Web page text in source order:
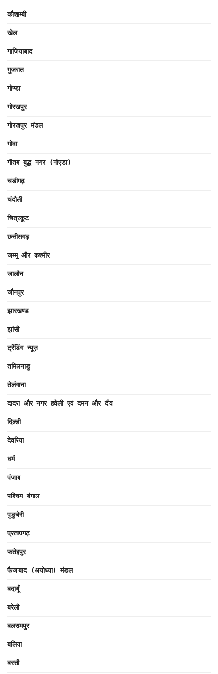
कौशाम्बी
खेल
गाजियाबाद
गुजरात
गोण्डा
गोरखपुर
गोरखपुर मंडल
गोवा
गौतम बुद्ध नगर (नोएडा)
चंडीगढ़
चंदौली
चित्रकूट
छत्तीसगढ़
जम्मू और कश्मीर
जालौन
जौनपुर
झारखण्ड
झांसी
ट्रेंडिंग न्यूज़
तमिलनाडु
तेलंगाना
दादरा और नगर हवेली एवं दमन और दीव
दिल्ली
देवरिया
धर्म
पंजाब
पश्चिम बंगाल
पुडुचेरी
प्रतापगढ़
फतेहपुर
फैजाबाद (अयोध्या) मंडल
बदायूँ
बरेली
बलरामपुर
बलिया
बस्ती